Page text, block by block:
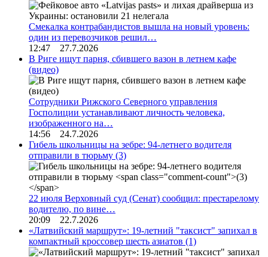
Смекалка контрабандистов вышла на новый уровень:
один из перевозчиков решил…
12:47 27.7.2026
В Риге ищут парня, сбившего вазон в летнем кафе
(видео)
Сотрудники Рижского Северного управления
Госполиции устанавливают личность человека,
изображенного на…
14:56 24.7.2026
Гибель школьницы на зебре: 94-летнего водителя
отправили в тюрьму (3)
22 июля Верховный суд (Сенат) сообщил: престарелому
водителю, по вине…
20:09 22.7.2026
«Латвийский маршрут»: 19-летний "таксист" запихал в
компактный кроссовер шесть азиатов (1)